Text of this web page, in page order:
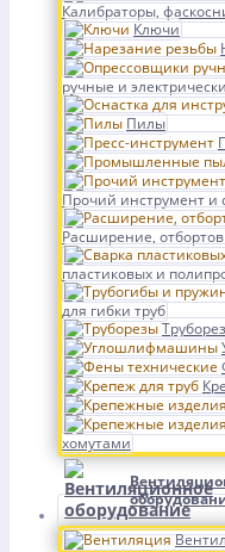
Калибраторы,
Ключи
ручные и
Пилы
Прочий инструмент и
Расширение,
пластиковых и
для гибки труб
хомутами